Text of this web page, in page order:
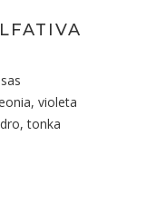
violeta
tonka